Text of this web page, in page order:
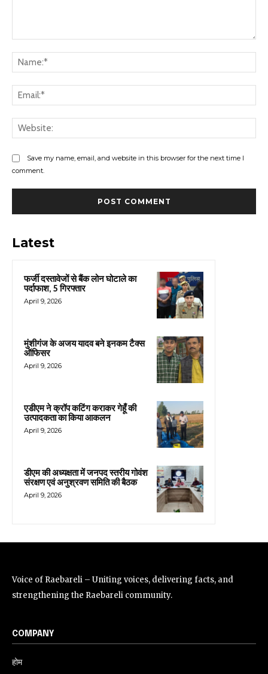
Save my name, email, and website in this browser for the next time I
comment.
Latest
फर्जी दस्तावेजों से बैंक लोन घोटाले का
पर्दाफाश, 5 गिरफ्तार
April 9, 2026
मुंशीगंज के अजय यादव बने इनकम टैक्स
ऑफिसर
April 9, 2026
एडीएम ने क्रॉप कटिंग कराकर गेहूँ की
उत्पादकता का किया आकलन
April 9, 2026
डीएम की अध्यक्षता में जनपद स्तरीय गोवंश
संरक्षण एवं अनुश्रवण समिति की बैठक
April 9, 2026
Voice of Raebareli – Uniting voices, delivering facts, and
strengthening the Raebareli community.
COMPANY
होम